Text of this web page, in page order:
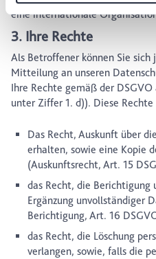
eine internationale
3. Ihre Rechte
Als Betroffener können Sie
Mitteilung an unseren
Ihre Rechte gemäß der
unter Ziffer 1. d)). Diese
Das Recht, Auskunft über
erhalten, sowie eine Kopie
(Auskunftsrecht, Art. 15
das Recht, die
Ergänzung unvollständiger
Berichtigung, Art. 16
das Recht, die Löschung
verlangen, sowie, falls die